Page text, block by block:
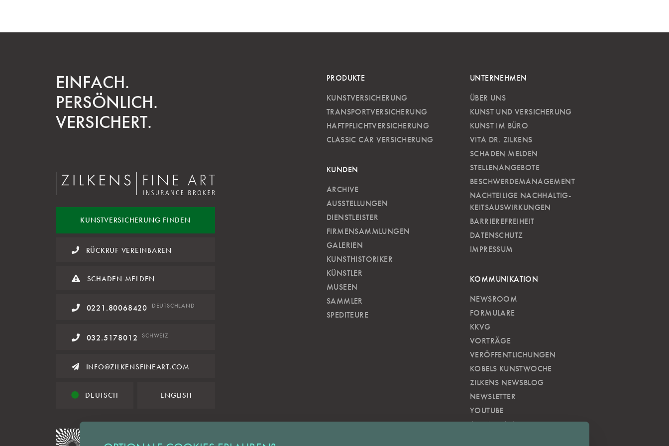
EINFACH.
PERSÖNLICH.
VERSICHERT.
KUNSTVERSICHERUNG FINDEN
RÜCKRUF VEREINBAREN
SCHADEN MELDEN
0221.80068420 DEUTSCHLAND
032.5178012 SCHWEIZ
INFO@ZILKENSFINEART.COM
DEUTSCH ENGLISH
PRODUKTE
KUNSTVERSICHERUNG
TRANSPORTVERSICHERUNG
HAFTPFLICHTVERSICHERUNG
CLASSIC CAR VERSICHERUNG
KUNDEN
ARCHIVE
AUSSTELLUNGEN
DIENSTLEISTER
FIRMENSAMMLUNGEN
GALERIEN
KUNSTHISTORIKER
KÜNSTLER
MUSEEN
SAMMLER
SPEDITEURE
UNTERNEHMEN
ÜBER UNS
KUNST UND VERSICHERUNG
KUNST IM BÜRO
VITA DR. ZILKENS
SCHADEN MELDEN
STELLENANGEBOTE
BESCHWERDEMANAGEMENT
NACHTEILIGE NACH­HALTIG­
KEITSAUSWIRKUNGEN
BARRIEREFREIHEIT
DATENSCHUTZ
IMPRESSUM
KOMMUNIKATION
NEWSROOM
FORMULARE
KKVG
VORTRÄGE
VERÖFFENTLICHUNGEN
KOBELS KUNSTWOCHE
ZILKENS NEWSBLOG
NEWSLETTER
YOUTUBE
INSTAGRAM